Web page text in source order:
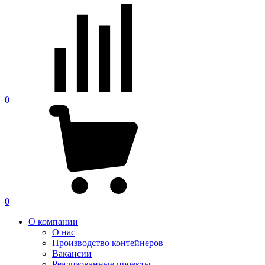
0
0
О компании
О нас
Производство контейнеров
Вакансии